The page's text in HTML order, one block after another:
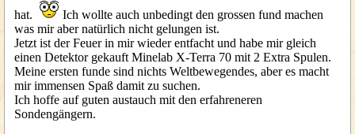
hat.
Ich wollte auch unbedingt den grossen fund machen
was mir aber natürlich nicht gelungen ist.
Jetzt ist der Feuer in mir wieder entfacht und habe mir gleich
einen Detektor gekauft Minelab X-Terra 70 mit 2 Extra Spulen.
Meine ersten funde sind nichts Weltbewegendes, aber es macht
mir immensen Spaß damit zu suchen.
Ich hoffe auf guten austauch mit den erfahreneren
Sondengängern.